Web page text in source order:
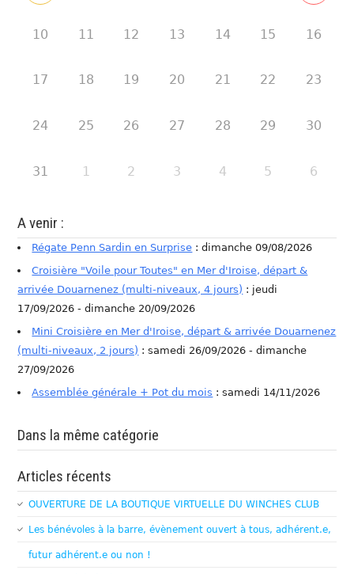
10 11 12 13 14 15 16
17 18 19 20 21 22 23
24 25 26 27 28 29 30
31 1 2 3 4 5 6
A venir :
Régate Penn Sardin en Surprise : dimanche 09/08/2026
Croisière "Voile pour Toutes" en Mer d'Iroise, départ &
arrivée Douarnenez (multi-niveaux, 4 jours) : jeudi
17/09/2026 - dimanche 20/09/2026
Mini Croisière en Mer d'Iroise, départ & arrivée Douarnenez
(multi-niveaux, 2 jours) : samedi 26/09/2026 - dimanche
27/09/2026
Assemblée générale + Pot du mois : samedi 14/11/2026
Dans la même catégorie
Articles récents
OUVERTURE DE LA BOUTIQUE VIRTUELLE DU WINCHES CLUB
Les bénévoles à la barre, évènement ouvert à tous, adhérent.e,
futur adhérent.e ou non !